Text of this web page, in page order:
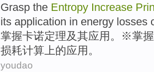
Grasp the Entropy Increase
its application in energy losses
掌握卡诺定理及其应用 。※掌握
损耗计算 上的应用。
youdao